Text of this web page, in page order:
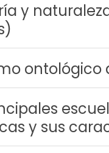
y
ontológico
y sus